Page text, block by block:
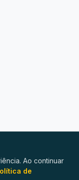
Ao continuar
de